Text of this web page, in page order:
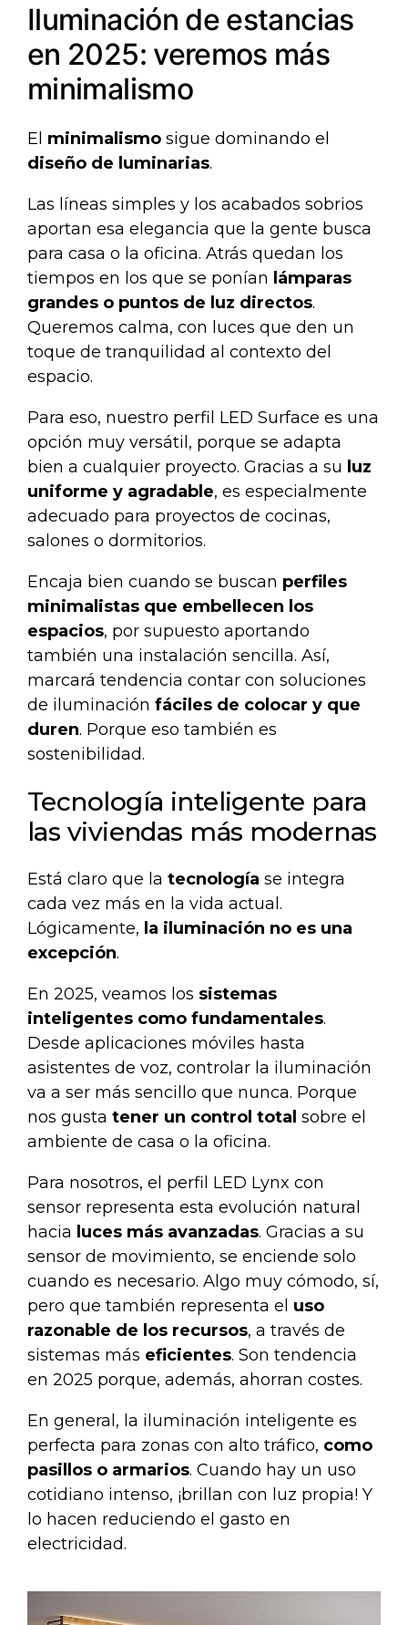
Iluminación de estancias
en 2025: veremos más
minimalismo
El minimalismo sigue dominando el
diseño de luminarias.
Las líneas simples y los acabados sobrios
aportan esa elegancia que la gente busca
para casa o la oficina. Atrás quedan los
tiempos en los que se ponían lámparas
grandes o puntos de luz directos.
Queremos calma, con luces que den un
toque de tranquilidad al contexto del
espacio.
Para eso, nuestro perfil LED Surface es una
opción muy versátil, porque se adapta
bien a cualquier proyecto. Gracias a su luz
uniforme y agradable, es especialmente
adecuado para proyectos de cocinas,
salones o dormitorios.
Encaja bien cuando se buscan perfiles
minimalistas que embellecen los
espacios, por supuesto aportando
también una instalación sencilla. Así,
marcará tendencia contar con soluciones
de iluminación fáciles de colocar y que
duren. Porque eso también es
sostenibilidad.
Tecnología inteligente para
las viviendas más modernas
Está claro que la tecnología se integra
cada vez más en la vida actual.
Lógicamente, la iluminación no es una
excepción.
En 2025, veamos los sistemas
inteligentes como fundamentales.
Desde aplicaciones móviles hasta
asistentes de voz, controlar la iluminación
va a ser más sencillo que nunca. Porque
nos gusta tener un control total sobre el
ambiente de casa o la oficina.
Para nosotros, el perfil LED Lynx con
sensor representa esta evolución natural
hacia luces más avanzadas. Gracias a su
sensor de movimiento, se enciende solo
cuando es necesario. Algo muy cómodo, sí,
pero que también representa el uso
razonable de los recursos, a través de
sistemas más eficientes. Son tendencia
en 2025 porque, además, ahorran costes.
En general, la iluminación inteligente es
perfecta para zonas con alto tráfico, como
pasillos o armarios. Cuando hay un uso
cotidiano intenso, ¡brillan con luz propia! Y
lo hacen reduciendo el gasto en
electricidad.